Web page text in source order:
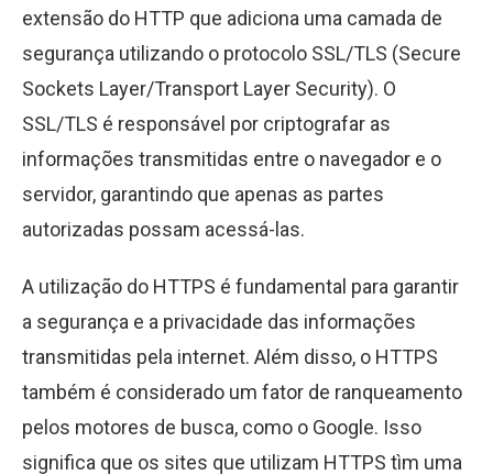
extensão do HTTP que adiciona uma camada de
segurança utilizando o protocolo SSL/TLS (Secure
Sockets Layer/Transport Layer Security). O
SSL/TLS é responsável por criptografar as
informações transmitidas entre o navegador e o
servidor, garantindo que apenas as partes
autorizadas possam acessá-las.
A utilização do HTTPS é fundamental para garantir
a segurança e a privacidade das informações
transmitidas pela internet. Além disso, o HTTPS
também é considerado um fator de ranqueamento
pelos motores de busca, como o Google. Isso
significa que os sites que utilizam HTTPS tìm uma